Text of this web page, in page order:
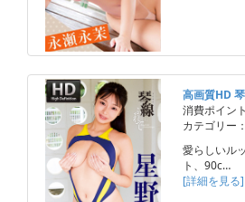
高画質HD
消費ポイン
カテゴリー
愛らしいル
ト、90c…
[詳細を見る]